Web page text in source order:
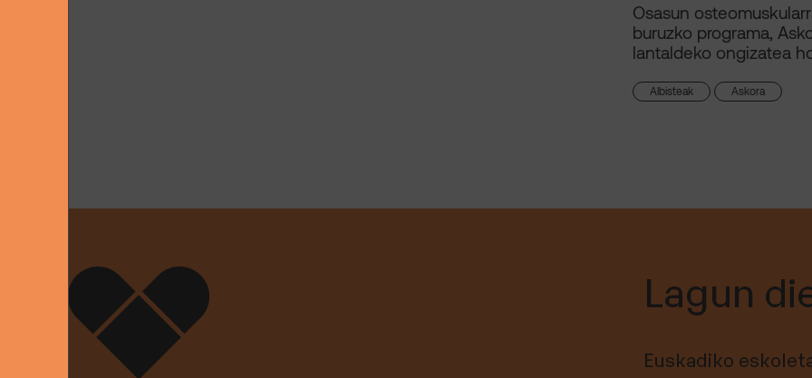
Osasun
buruzko programa,
lantaldeko ongizatea
Albisteak Askora
Lagun
Euskadiko